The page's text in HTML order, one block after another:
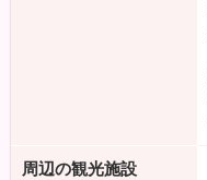
周辺の観光施設